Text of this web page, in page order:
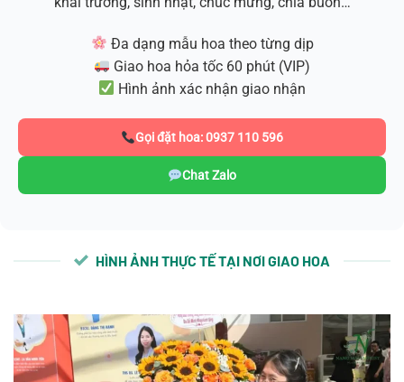
Đa dạng mẫu hoa theo từng dịp
Giao hoa hỏa tốc 60 phút (VIP)
Hình ảnh xác nhận giao nhận
Gọi đặt hoa: 0937 110 596
Chat Zalo
HÌNH ẢNH THỰC TẾ TẠI NƠI GIAO HOA